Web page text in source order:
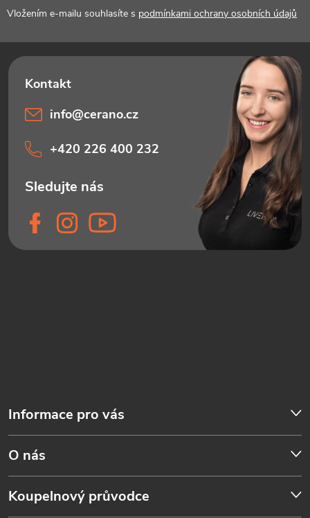
Vložením e-mailu souhlasíte s podmínkami ochrany osobních údajů
Informace pro vás
O nás
Koupelnový průvodce
info@cerano.cz
+420 226 400 232